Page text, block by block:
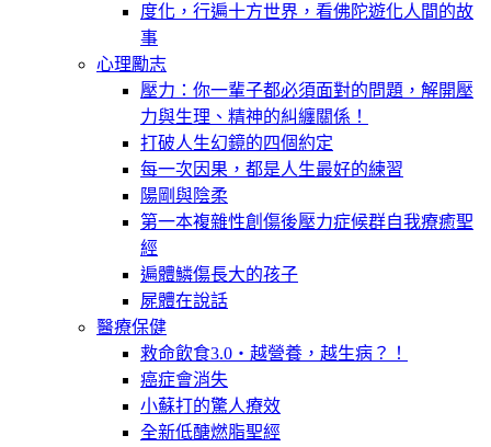
度化，行遍十方世界，看佛陀遊化人間的故
事
心理勵志
壓力：你一輩子都必須面對的問題，解開壓
力與生理、精神的糾纏關係！
打破人生幻鏡的四個約定
每一次因果，都是人生最好的練習
陽剛與陰柔
第一本複雜性創傷後壓力症候群自我療癒聖
經
遍體鱗傷長大的孩子
屍體在說話
醫療保健
救命飲食3.0‧越營養，越生病？！
癌症會消失
小蘇打的驚人療效
全新低醣燃脂聖經